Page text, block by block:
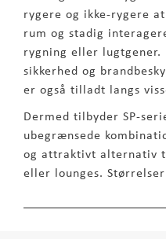
rygere og ikke-rygere
rum og stadig
rygning eller
sikkerhed og
er også tilladt langs
Dermed tilbyder SP-
ubegrænsede
og attraktivt alternativ
eller lounges.